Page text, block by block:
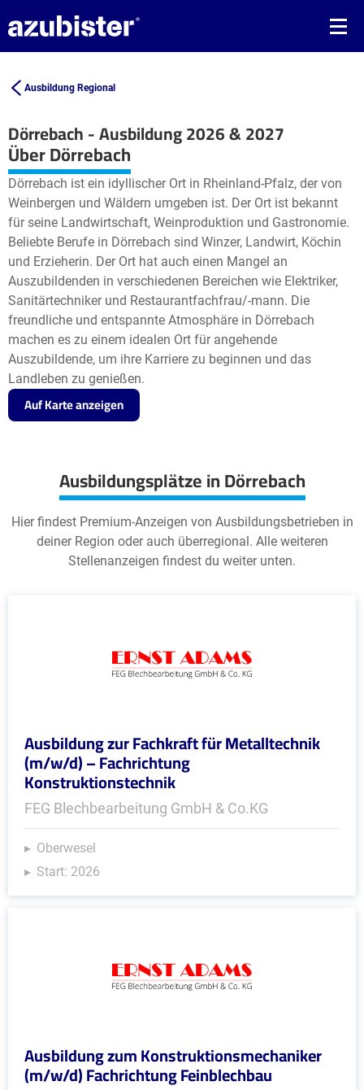
Ausbildung Regional
Dörrebach - Ausbildung 2026 & 2027
+
−
Leaflet| ©OpenStreetMap2
Über Dörrebach
Dörrebach ist ein idyllischer Ort in Rheinland-Pfalz, der von
Weinbergen und Wäldern umgeben ist. Der Ort ist bekannt
für seine Landwirtschaft, Weinproduktion und Gastronomie.
Beliebte Berufe in Dörrebach sind Winzer, Landwirt, Köchin
und Erzieherin. Der Ort hat auch einen Mangel an
Auszubildenden in verschiedenen Bereichen wie Elektriker,
Sanitärtechniker und Restaurantfachfrau/-mann. Die
freundliche und entspannte Atmosphäre in Dörrebach
machen es zu einem idealen Ort für angehende
Auszubildende, um ihre Karriere zu beginnen und das
Landleben zu genießen.
Auf Karte anzeigen
Ausbildungsplätze in Dörrebach
Hier findest Premium-Anzeigen von Ausbildungsbetrieben in
deiner Region oder auch überregional. Alle weiteren
Stellenanzeigen findest du weiter unten.
Ausbildung zur Fachkraft für Metalltechnik
(m/w/d) – Fachrichtung
Konstruktionstechnik
FEG Blechbearbeitung GmbH & Co.KG
Oberwesel
Start: 2026
Ausbildung zum Konstruktionsmechaniker
(m/w/d) Fachrichtung Feinblechbau